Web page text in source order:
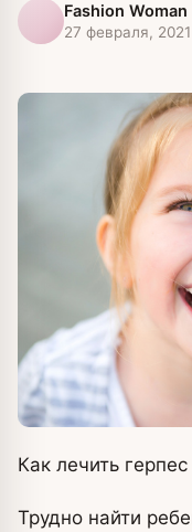
Fashion Woman
27 февраля, 2021
Как лечить
Трудно найти